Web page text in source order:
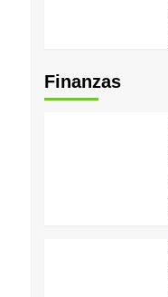
Finanzas